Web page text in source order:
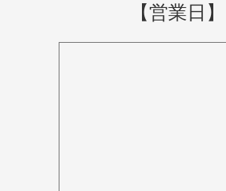
【営業日】